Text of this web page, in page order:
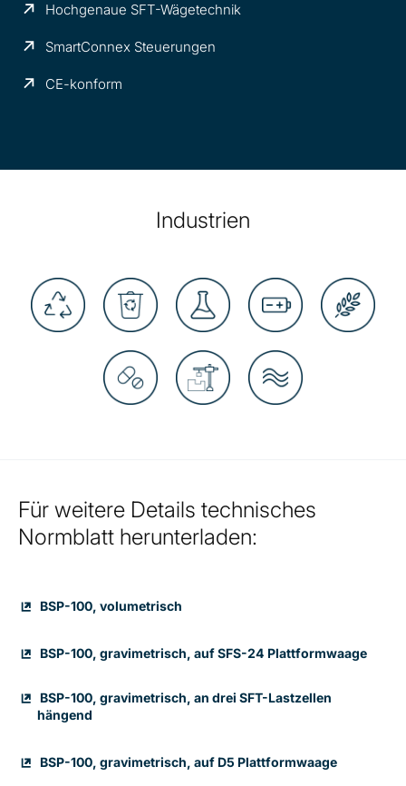
Hochgenaue SFT-Wägetechnik
SmartConnex Steuerungen
CE-konform
Industrien
Für weitere Details technisches
Normblatt herunterladen:
BSP-100, volumetrisch
BSP-100, gravimetrisch, auf SFS-24 Plattformwaage
BSP-100, gravimetrisch, an drei SFT-Lastzellen
hängend
BSP-100, gravimetrisch, auf D5 Plattformwaage